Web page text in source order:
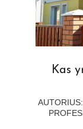
Kas
2021-
AUTORIUS: